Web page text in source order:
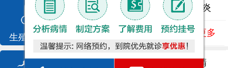
生殖感染
龟头炎 睾丸炎 尿道炎
尿相关 泌尿感染 了解更多
死精 少精 弱精